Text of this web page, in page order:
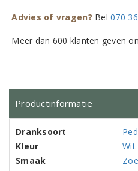
Advies of vragen? Bel070
Meer dan 600 klanten geven
Productinformatie
Dranksoort
Kleur
Wit
Smaak